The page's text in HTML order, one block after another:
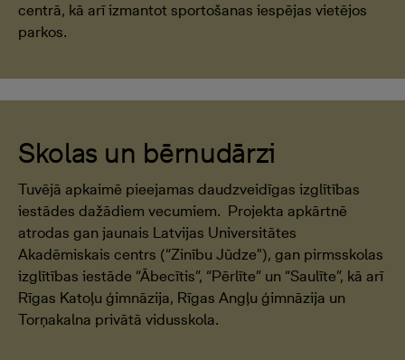
centrā, kā arī izmantot sportošanas iespējas vietējos
parkos.
Skolas un bērnudārzi
Tuvējā apkaimē pieejamas daudzveidīgas izglītības
iestādes dažādiem vecumiem. Projekta apkārtnē
atrodas gan jaunais Latvijas Universitātes
Akadēmiskais centrs (“Zinību Jūdze"), gan pirmsskolas
izglītības iestāde “Ābecītis”, “Pērlīte” un “Saulīte”, kā arī
Rīgas Katoļu ģimnāzija, Rīgas Angļu ģimnāzija un
Torņakalna privātā vidusskola.